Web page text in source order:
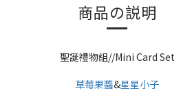
商品の説明
聖誕禮物組//Mini Card Set
草莓果醬&星星小子